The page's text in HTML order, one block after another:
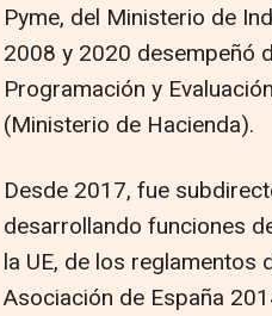
Pyme, del Ministerio de
2008 y 2020 desempeñó
Programación y
(Ministerio de Hacienda).
Desde 2017, fue
desarrollando funciones
la UE, de los reglamentos
Asociación de España